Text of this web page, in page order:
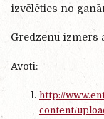
izvēlēties no
Gredzenu izmērs
Avoti:
http://
content/